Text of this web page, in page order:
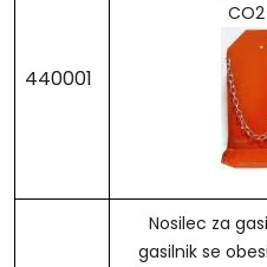
440001
Nosilec za
gasilnik se